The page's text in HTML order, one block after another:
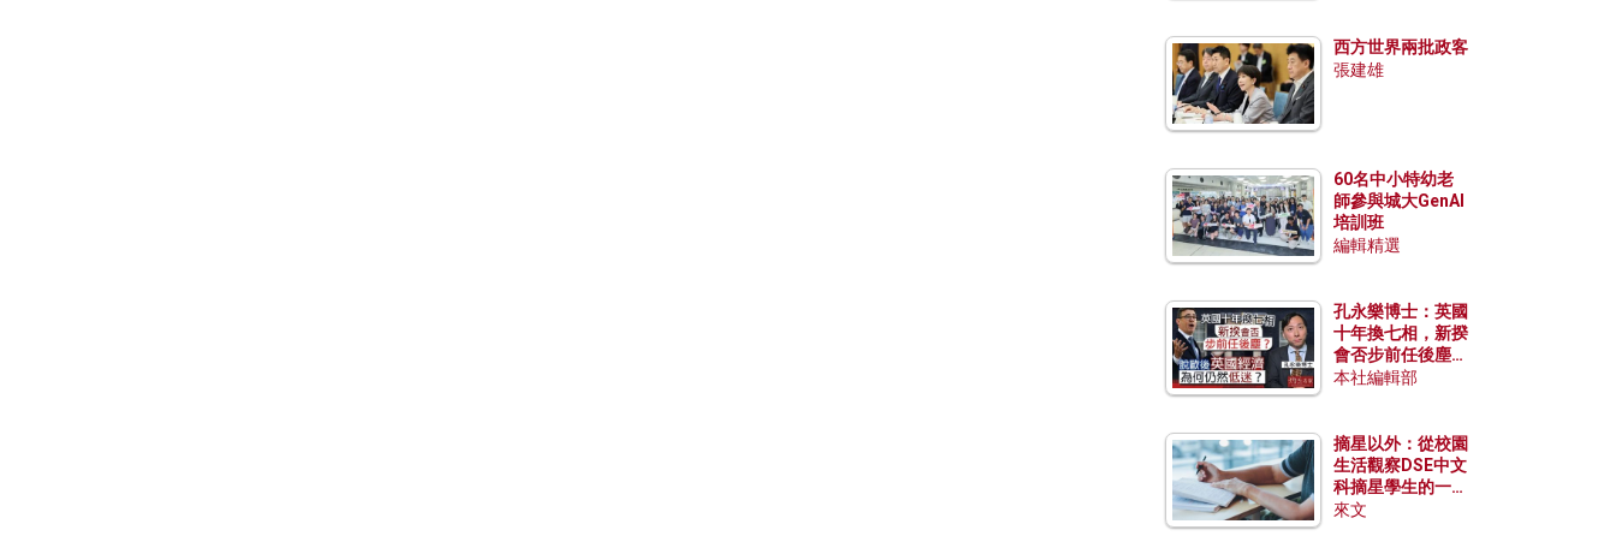
西方世界兩批政客
張建雄
60名中小特幼老
師參與城大GenAI
培訓班
編輯精選
孔永樂博士：英國
十年換七相，新揆
會否步前任後塵？
脫歐後英國經濟為
本社編輯部
摘星以外：從校園
生活觀察DSE中文
科摘星學生的一點
特質
來文